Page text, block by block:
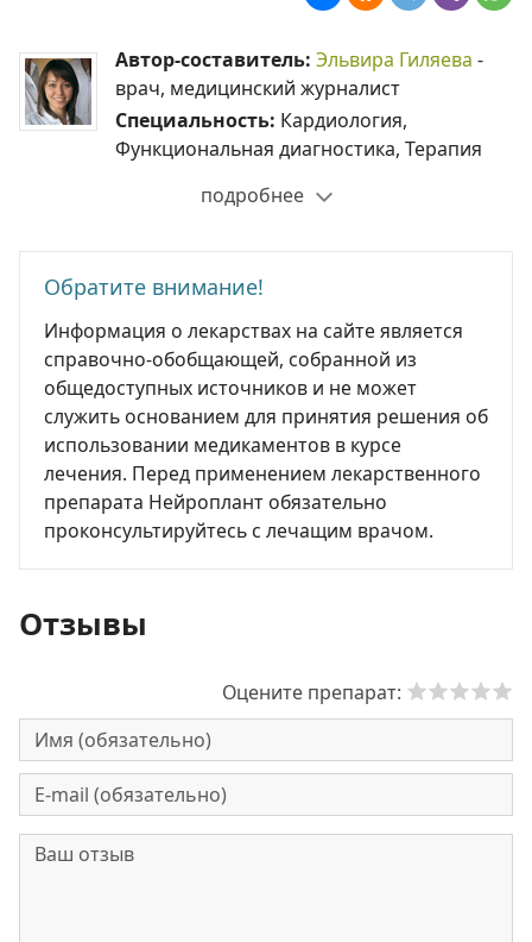
Автор-составитель: Эльвира Гиляева -
врач, медицинский журналист
Специальность: Кардиология,
Функциональная диагностика, Терапия
подробнее
Обратите внимание!
Информация о лекарствах на сайте является
справочно-обобщающей, собранной из
общедоступных источников и не может
служить основанием для принятия решения об
использовании медикаментов в курсе
лечения. Перед применением лекарственного
препарата Нейроплант обязательно
проконсультируйтесь с лечащим врачом.
Отзывы
Оцените препарат: